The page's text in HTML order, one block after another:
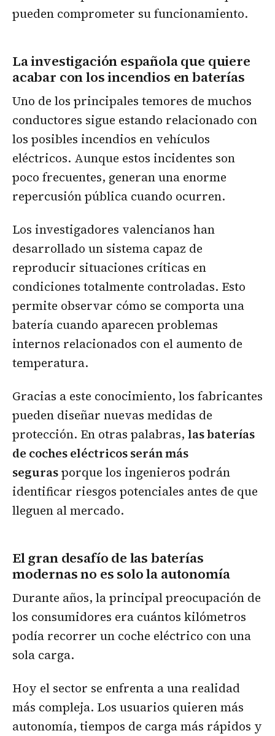
pueden comprometer su funcionamiento.
La investigación española que quiere
acabar con los incendios en baterías
Uno de los principales temores de muchos
conductores sigue estando relacionado con
los posibles incendios en vehículos
eléctricos. Aunque estos incidentes son
poco frecuentes, generan una enorme
repercusión pública cuando ocurren.
Los investigadores valencianos han
desarrollado un sistema capaz de
reproducir situaciones críticas en
condiciones totalmente controladas. Esto
permite observar cómo se comporta una
batería cuando aparecen problemas
internos relacionados con el aumento de
temperatura.
Gracias a este conocimiento, los fabricantes
pueden diseñar nuevas medidas de
protección. En otras palabras, las baterías
de coches eléctricos serán más
segurasporque los ingenieros podrán
identificar riesgos potenciales antes de que
lleguen al mercado.
El gran desafío de las baterías
modernas no es solo la autonomía
Durante años, la principal preocupación de
los consumidores era cuántos kilómetros
podía recorrer un coche eléctrico con una
sola carga.
Hoy el sector se enfrenta a una realidad
más compleja. Los usuarios quieren más
autonomía, tiempos de carga más rápidos y